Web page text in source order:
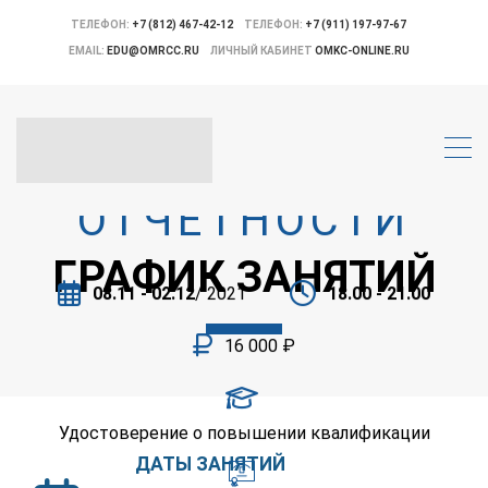
ТЕЛЕФОН: +7 (812) 467-42-12 ТЕЛЕФОН: +7 (911) 197-97-67
EMAIL: EDU@OMRCC.RU ЛИЧНЫЙ КАБИНЕТ OMKC-ONLINE.RU
И СОСТАВЛЕНИЯ
ОТЧЕТНОСТИ
08.11 - 02.12/ 2021 18.00 - 21.00
16 000 ₽
Удостоверение о повышении квалификации
ГРАФИК ЗАНЯТИЙ
ДАТЫ ЗАНЯТИЙ